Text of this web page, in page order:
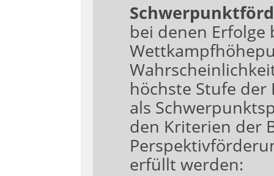
bei denen
höchste Stufe
als
den Kriterien der
erfüllt werden: